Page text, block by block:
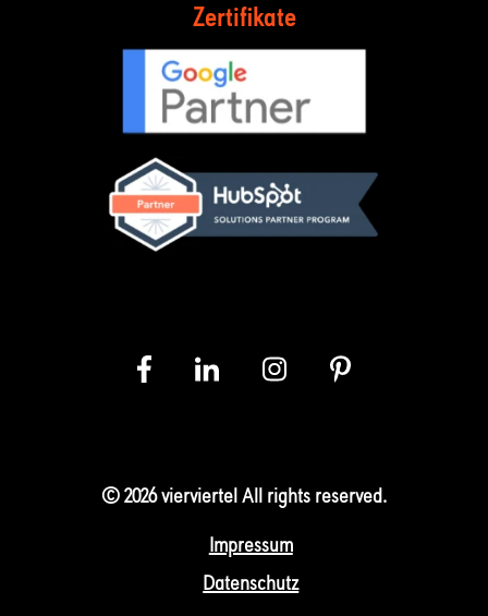
Zertifikate
© 2026 vierviertel All rights reserved.
Impressum
Datenschutz